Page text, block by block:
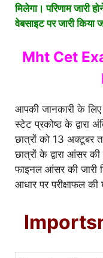
मिलेगा। परिणाम जारी
वेबसाइट पर जारी किया
Mht Cet
आपकी जानकारी के लिए
स्टेट प्रकोष्ठ के द्वारा
छात्रों को 13 अक्टूबर
छात्रों के द्वारा आंसर
फाइनल आंसर की जारी
आधार पर परीक्षाफल की